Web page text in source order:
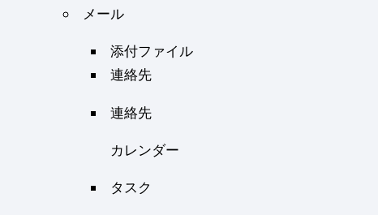
メール
添付ファイル
連絡先
連絡先
カレンダー
タスク